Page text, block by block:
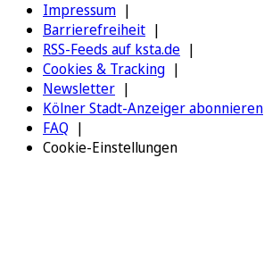
Impressum
Barrierefreiheit
RSS-Feeds auf ksta.de
Cookies & Tracking
Newsletter
Kölner Stadt-Anzeiger abonnieren
FAQ
Cookie-Einstellungen